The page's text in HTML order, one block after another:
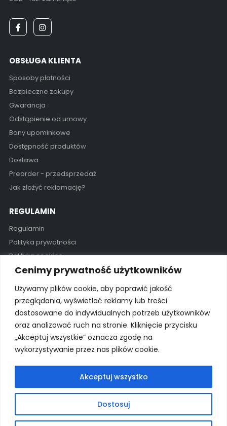
Cenimy prywatność użytkowników
Używamy plików cookie, aby poprawić jakość
przeglądania, wyświetlać reklamy lub treści
dostosowane do indywidualnych potrzeb użytkowników
oraz analizować ruch na stronie. Kliknięcie przycisku
„Akceptuj wszystkie” oznacza zgodę na
wykorzystywanie przez nas plików cookie.
Dostosuj
Akceptuj wszystko
OBSŁUGA KLIENTA
Sposoby płatności
Bezpieczne zakupy
Gwarancja
Odstąpienie od umowy
Bony upominkowe
Dostępność produktów
Dostawa
Preorder - przedsprzedaż
Jak złożyć reklamację?
REGULAMIN
Regulamin
Polityka prywatności
Polityka cookies
GODZINY OTWARCIA
Pon - Pią / 11:00 - 19:00
Polskę: proSurf Paweł Giżowski